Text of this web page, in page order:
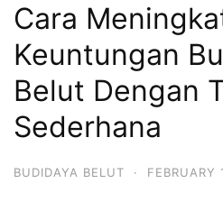
Cara
Keuntungan
Belut Dengan
Sederhana
BUDIDAYA BELUT · FEBRUARY